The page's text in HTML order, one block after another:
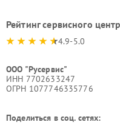
Рейтинг сервисного
4.9-5.0
ООО "Русервис"
ИНН 7702633247
ОГРН 1077746335776
Поделиться в соц. сетях: